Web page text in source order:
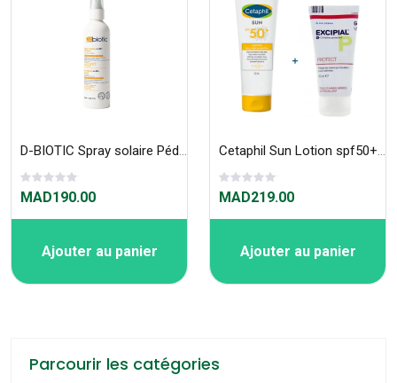
D-BIOTIC Spray solaire Pédiatrique 100 ml
MAD190.00
Ajouter au panier
Cetaphil Sun Lotion spf50+ 100ml + Excipial Protect offert
MAD219.00
Ajouter au panier
Parcourir les catégories